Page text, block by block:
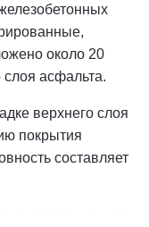
около 20
асфальта.
верхнего слоя
покрытия
составляет